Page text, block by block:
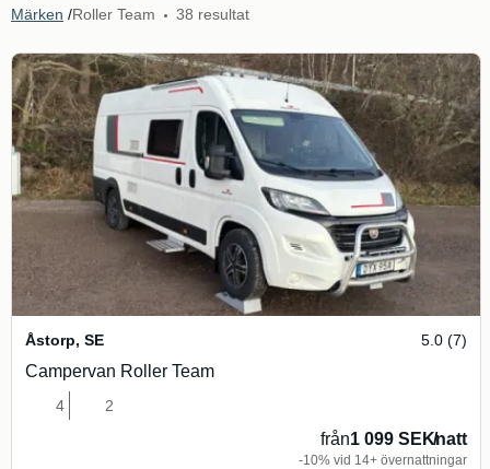
Märken /Roller Team 38 resultat
Åstorp, SE 5.0 (7)
Campervan Roller Team
4 2
från1 099 SEK/natt
-10% vid 14+ övernattningar